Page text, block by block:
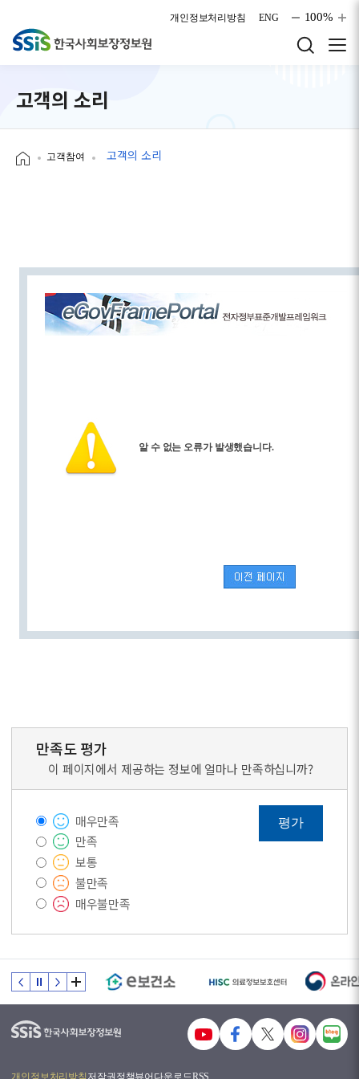
개인정보처리방침
ENG 100%
고객의 소리
고객참여 고객의 소리
알 수 없는 오류가 발생했습니다.
만족도 평가
이 페이지에서 제공하는 정보에 얼마나 만족하십니까?
매우만족
만족
보통
불만족
매우불만족
평가
개인정보처리방침 저작권정책뷰어다운로드RSS